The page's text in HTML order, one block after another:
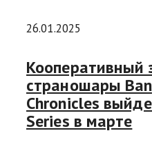
26.01.2025
Кооперативный
страношары
Chronicles
Series в марте